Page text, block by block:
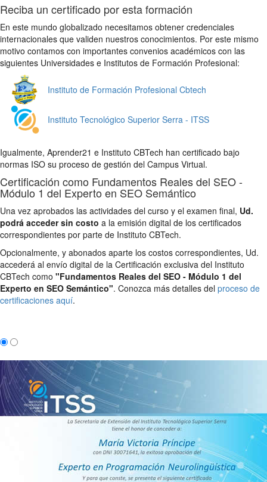
Reciba un certificado por esta formación
En este mundo globalizado necesitamos obtener credenciales
internacionales que validen nuestros conocimientos. Por este mismo
motivo contamos con importantes convenios académicos con las
siguientes Universidades e Institutos de Formación Profesional:
Instituto de Formación Profesional Cbtech
Instituto Tecnológico Superior Serra - ITSS
Igualmente, Aprender21 e Instituto CBTech han certificado bajo
normas ISO su proceso de gestión del Campus Virtual.
Certificación como Fundamentos Reales del SEO -
Módulo 1 del Experto en SEO Semántico
Una vez aprobados las actividades del curso y el examen final, Ud.
podrá acceder sin costo a la emisión digital de los certificados
correspondientes por parte de Instituto CBTech.
Opcionalmente, y abonados aparte los costos correspondientes, Ud.
accederá al envío digital de la Certificación exclusiva del Instituto
CBTech como "Fundamentos Reales del SEO - Módulo 1 del
Experto en SEO Semántico". Conozca más detalles del proceso de
certificaciones aquí.